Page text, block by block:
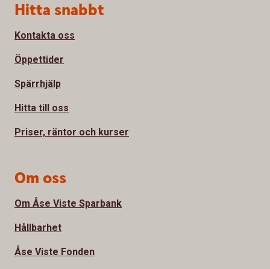
Sidfot
Hitta snabbt
Kontakta oss
Öppettider
Spärrhjälp
Hitta till oss
Priser, räntor och kurser
Om oss
Om Åse Viste Sparbank
Hållbarhet
Åse Viste Fonden